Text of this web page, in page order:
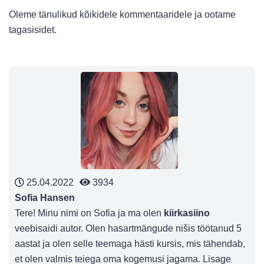
Oleme tänulikud kõikidele kommentaaridele ja ootame
tagasisidet.
25.04.2022
3934
Sofia Hansen
Tere! Minu nimi on Sofia ja ma olen kiirkasiino
veebisaidi autor. Olen hasartmängude nišis töötanud 5
aastat ja olen selle teemaga hästi kursis, mis tähendab,
et olen valmis teiega oma kogemusi jagama. Lisage